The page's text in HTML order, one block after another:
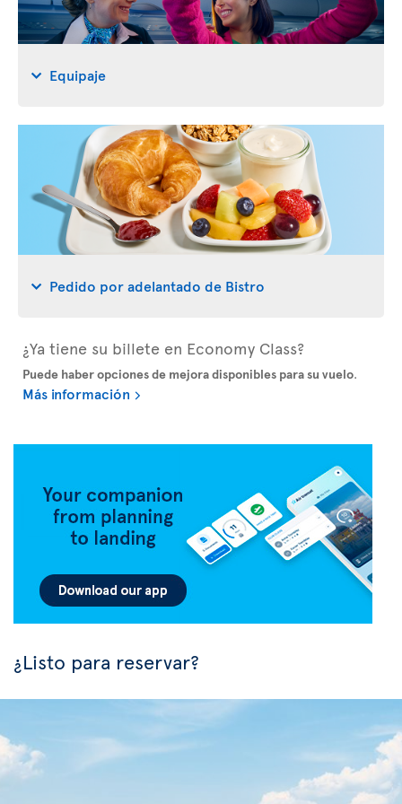
Equipaje
Pedido por adelantado de Bistro
¿Ya tiene su billete en Economy Class?
Puede haber opciones de mejora disponibles para su vuelo.
Más información
¿Listo para reservar?